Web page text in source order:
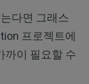
다면 그래스
프로젝트에
까이 필요할 수